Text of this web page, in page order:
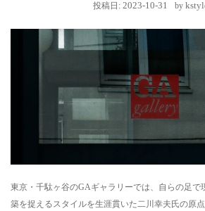
投稿日: 2023-10-31 by
東京・千駄ヶ谷のGAギャラリーでは、自らの足で
築を捉えるスタイルを生涯貫いた二川幸夫氏の原